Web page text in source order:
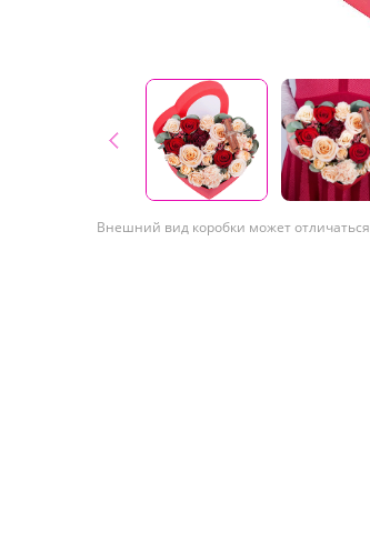
Внешний вид коробки может отличаться